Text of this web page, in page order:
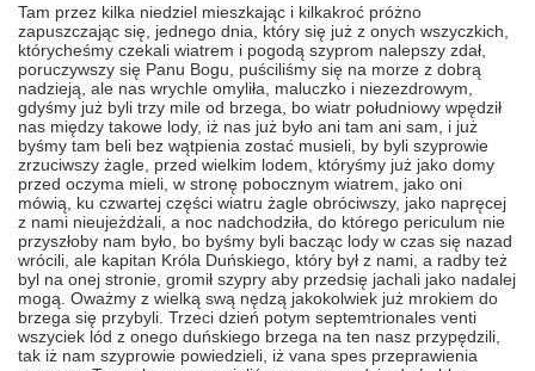
Tam przez kilka niedziel mieszkając i kilkakroć próżno
zapuszczając się, jednego dnia, który się już z onych wszyczkich,
którycheśmy czekali wiatrem i pogodą szyprom nalepszy zdał,
poruczywszy się Panu Bogu, puściliśmy się na morze z dobrą
nadzieją, ale nas wrychle omyliła, maluczko i niezezdrowym,
gdyśmy już byli trzy mile od brzega, bo wiatr południowy wpędził
nas między takowe lody, iż nas już było ani tam ani sam, i już
byśmy tam beli bez wątpienia zostać musieli, by byli szyprowie
zrzuciwszy żagle, przed wielkim lodem, któryśmy już jako domy
przed oczyma mieli, w stronę pobocznym wiatrem, jako oni
mówią, ku czwartej części wiatru żagle obróciwszy, jako napręcej
z nami nieujeżdżali, a noc nadchodziła, do którego periculum nie
przyszłoby nam było, bo byśmy byli bacząc lody w czas się nazad
wrócili, ale kapitan Króla Duńskiego, który był z nami, a radby też
byl na onej stronie, gromił szypry aby przedsię jachali jako nadalej
mogą. Oważmy z wielką swą nędzą jakokolwiek już mrokiem do
brzega się przybyli. Trzeci dzień potym septemtrionales venti
wszyciek lód z onego duńskiego brzega na ten nasz przypędzili,
tak iż nam szyprowie powiedzieli, iż vana spes przeprawienia